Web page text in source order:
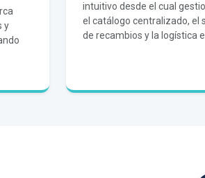
y
intuitivo desde el cual
el catálogo centralizado, el
de recambios y la logística